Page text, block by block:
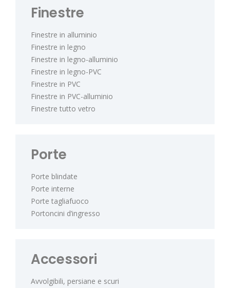
Finestre
Finestre in alluminio
Finestre in legno
Finestre in legno-alluminio
Finestre in legno-PVC
Finestre in PVC
Finestre in PVC-alluminio
Finestre tutto vetro
Porte
Porte blindate
Porte interne
Porte tagliafuoco
Portoncini d’ingresso
Accessori
Avvolgibili, persiane e scuri